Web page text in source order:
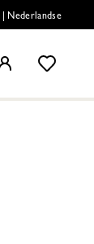
Nederlandse